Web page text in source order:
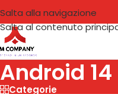
Salta alla navigazione
Salta al contenuto
Android 14
Categorie